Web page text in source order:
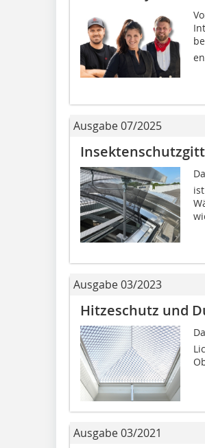
Ausgabe 07/2025
Ausgabe 03/2023
Hitzeschutz und
Ausgabe 03/2021